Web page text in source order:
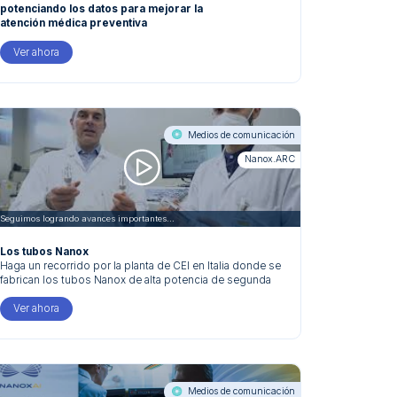
potenciando los datos para mejorar la
atención médica preventiva
moderados a severos de calcio en la arteria coronaria
en el 58 % de los pacientes.
Ver ahora
Medios de comunicación
Nanox.ARC
Seguimos logrando avances importantes...
Los tubos Nanox
Haga un recorrido por la planta de CEI en Italia donde se
fabrican los tubos Nanox de alta potencia de segunda
generación.
Ver ahora
Medios de comunicación